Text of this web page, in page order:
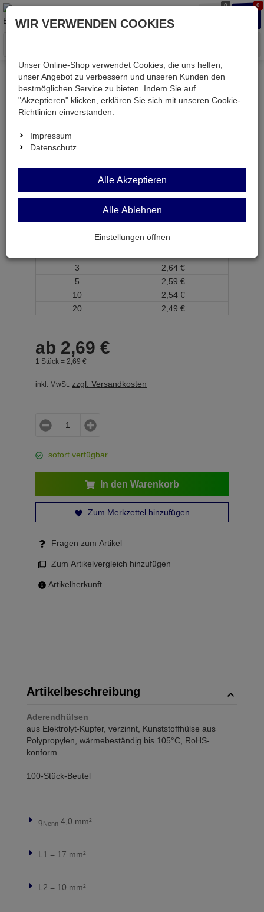
0 0
Menü
Weiter einkaufen Kessler electronic
mechanisch
AEH4,0
AEH4,0
Aderendhülsen isoliert f. 4,0mm²-Litze
ab Menge
Preis je Stück
3
2, 64 €
5
2, 59 €
10
2, 54 €
20
2, 49 €
ab 2,69 €
1 Stück = 2, 69 €
inkl. MwSt. zzgl. Versandkosten
sofort verfügbar
In den Warenkorb
Zum Merkzettel hinzufügen
Fragen zum Artikel
Zum Artikelvergleich hinzufügen
Artikelherkunft
Artikelbeschreibung
Aderendhülsen
aus Elektrolyt-Kupfer, verzinnt, Kunststoffhülse aus
Polypropylen, wärmebeständig bis 105°C, RoHS-
konform.
100-Stück-Beutel
qNenn 4,0 mm²
L1 = 17 mm²
L2 = 10 mm²
WIR VERWENDEN COOKIES
Unser Online-Shop verwendet Cookies, die uns helfen,
unser Angebot zu verbessern und unseren Kunden den
bestmöglichen Service zu bieten. Indem Sie auf
"Akzeptieren" klicken, erklären Sie sich mit unseren Cookie-
Richtlinien einverstanden.
Impressum
Datenschutz
Alle Akzeptieren
Alle Ablehnen
Einstellungen öffnen